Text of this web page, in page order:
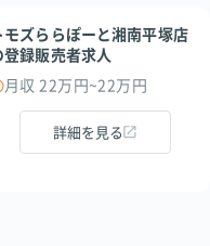
モズららぽーと湘南平塚店
登録販売者求人
月収 22万円~22万円
詳細を見る